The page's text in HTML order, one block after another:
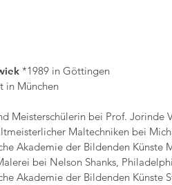
*1989 in Göttingen
in München
Meisterschülerin bei Prof. Jorinde
Maltechniken bei
Akademie der Bildenden Künste
bei Nelson Shanks,
Akademie der Bildenden Künste